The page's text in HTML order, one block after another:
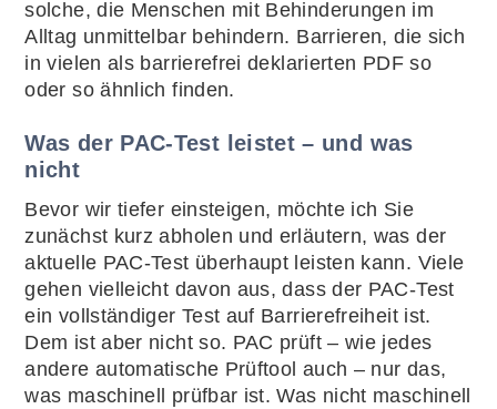
solche, die Menschen mit Behinderungen im
Alltag unmittelbar behindern. Barrieren, die sich
in vielen als barrierefrei deklarierten PDF so
oder so ähnlich finden.
Was der PAC-Test leistet – und was
nicht
Bevor wir tiefer einsteigen, möchte ich Sie
zunächst kurz abholen und erläutern, was der
aktuelle PAC-Test überhaupt leisten kann. Viele
gehen vielleicht davon aus, dass der PAC-Test
ein vollständiger Test auf Barrierefreiheit ist.
Dem ist aber nicht so. PAC prüft – wie jedes
andere automatische Prüftool auch – nur das,
was maschinell prüfbar ist. Was nicht maschinell